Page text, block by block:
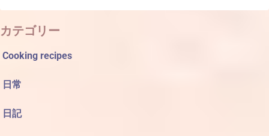
カテゴリー
Cooking recipes
日常
日記